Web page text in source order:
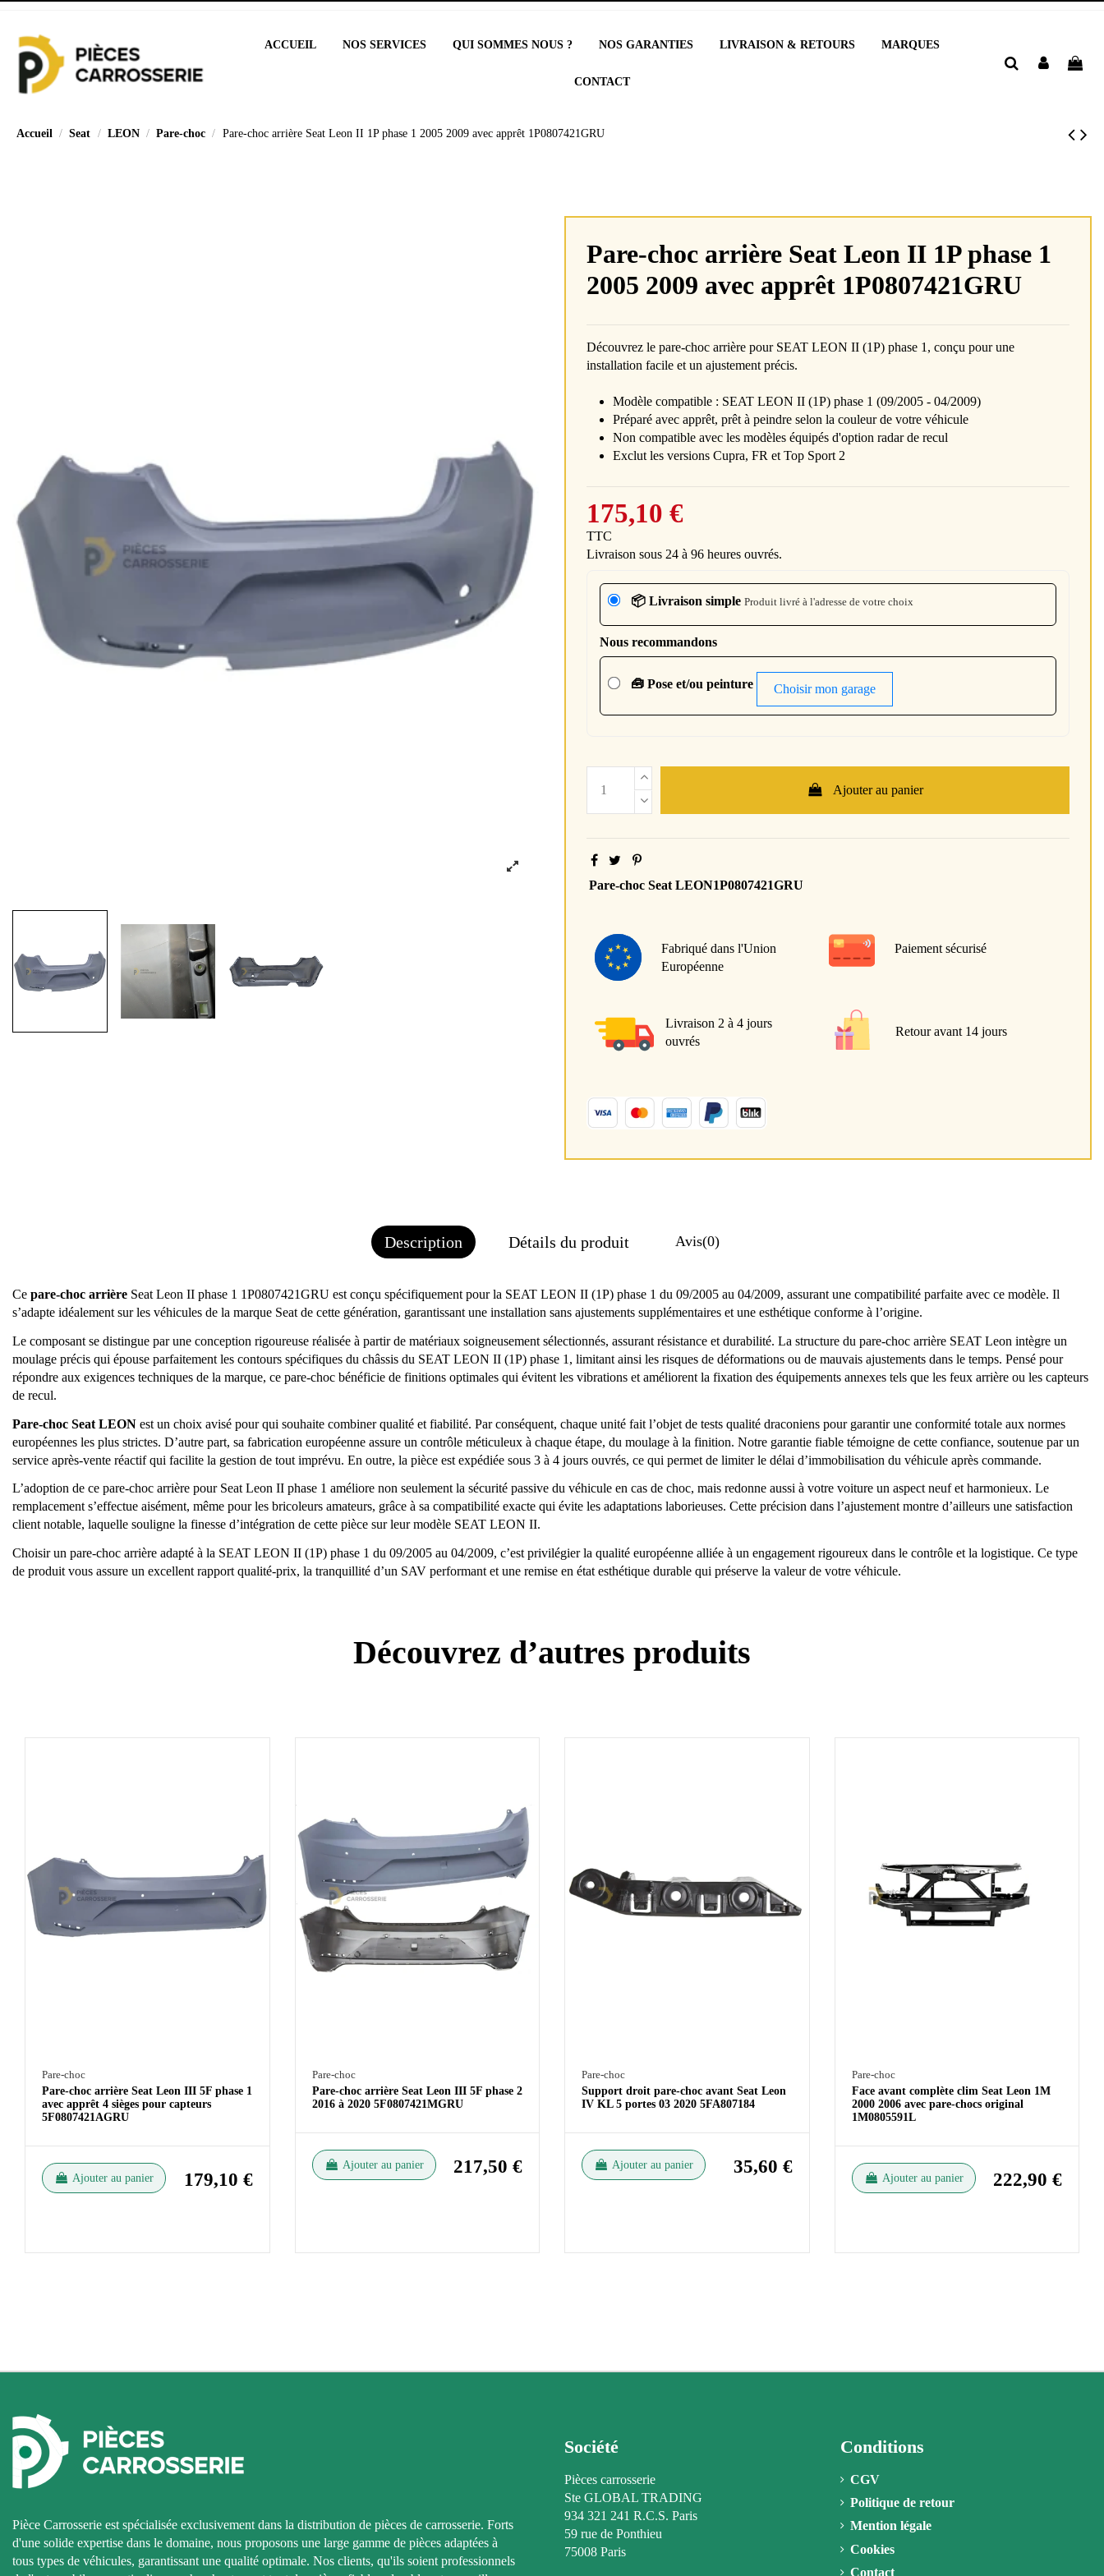
ACCUEIL NOS SERVICES QUI SOMMES NOUS ? NOS GARANTIES LIVRAISON & RETOURS MARQUES
CONTACT
Accueil Seat LEON Pare-choc Pare-choc arrière Seat Leon II 1P phase 1 2005 2009 avec apprêt 1P0807421GRU
Pare-choc arrière Seat Leon II 1P phase 1
2005 2009 avec apprêt 1P0807421GRU
Découvrez le pare-choc arrière pour SEAT LEON II (1P) phase 1, conçu pour une
installation facile et un ajustement précis.
Modèle compatible : SEAT LEON II (1P) phase 1 (09/2005 - 04/2009)
Préparé avec apprêt, prêt à peindre selon la couleur de votre véhicule
Non compatible avec les modèles équipés d'option radar de recul
Exclut les versions Cupra, FR et Top Sport 2
175,10 €
TTC
Livraison sous 24 à 96 heures ouvrés.
📦 Livraison simple Produit livré à l'adresse de votre choix
Nous recommandons
🧰 Pose et/ou peinture Choisir mon garage
Ajouter au panier
Pare-choc Seat LEON1P0807421GRU
Fabriqué dans l'Union
Européenne
Paiement sécurisé
Livraison 2 à 4 jours
ouvrés
Retour avant 14 jours
Description Détails du produit Avis(0)
Ce pare-choc arrière Seat Leon II phase 1 1P0807421GRU est conçu spécifiquement pour la SEAT LEON II (1P) phase 1 du 09/2005 au 04/2009, assurant une compatibilité parfaite avec ce modèle. Il
s’adapte idéalement sur les véhicules de la marque Seat de cette génération, garantissant une installation sans ajustements supplémentaires et une esthétique conforme à l’origine.
Le composant se distingue par une conception rigoureuse réalisée à partir de matériaux soigneusement sélectionnés, assurant résistance et durabilité. La structure du pare-choc arrière SEAT Leon intègre un
moulage précis qui épouse parfaitement les contours spécifiques du châssis du SEAT LEON II (1P) phase 1, limitant ainsi les risques de déformations ou de mauvais ajustements dans le temps. Pensé pour
répondre aux exigences techniques de la marque, ce pare-choc bénéficie de finitions optimales qui évitent les vibrations et améliorent la fixation des équipements annexes tels que les feux arrière ou les capteurs
de recul.
Pare-choc Seat LEON est un choix avisé pour qui souhaite combiner qualité et fiabilité. Par conséquent, chaque unité fait l’objet de tests qualité draconiens pour garantir une conformité totale aux normes
européennes les plus strictes. D’autre part, sa fabrication européenne assure un contrôle méticuleux à chaque étape, du moulage à la finition. Notre garantie fiable témoigne de cette confiance, soutenue par un
service après-vente réactif qui facilite la gestion de tout imprévu. En outre, la pièce est expédiée sous 3 à 4 jours ouvrés, ce qui permet de limiter le délai d’immobilisation du véhicule après commande.
L’adoption de ce pare-choc arrière pour Seat Leon II phase 1 améliore non seulement la sécurité passive du véhicule en cas de choc, mais redonne aussi à votre voiture un aspect neuf et harmonieux. Le
remplacement s’effectue aisément, même pour les bricoleurs amateurs, grâce à sa compatibilité exacte qui évite les adaptations laborieuses. Cette précision dans l’ajustement montre d’ailleurs une satisfaction
client notable, laquelle souligne la finesse d’intégration de cette pièce sur leur modèle SEAT LEON II.
Choisir un pare-choc arrière adapté à la SEAT LEON II (1P) phase 1 du 09/2005 au 04/2009, c’est privilégier la qualité européenne alliée à un engagement rigoureux dans le contrôle et la logistique. Ce type
de produit vous assure un excellent rapport qualité-prix, la tranquillité d’un SAV performant et une remise en état esthétique durable qui préserve la valeur de votre véhicule.
Découvrez d’autres produits
Pare-choc
Pare-choc arrière Seat Leon III 5F phase 1
avec apprêt 4 sièges pour capteurs
5F0807421AGRU
Ajouter au panier 179,10 €
Pare-choc
Pare-choc arrière Seat Leon III 5F phase 2
2016 à 2020 5F0807421MGRU
Ajouter au panier 217,50 €
Pare-choc
Support droit pare-choc avant Seat Leon
IV KL 5 portes 03 2020 5FA807184
Ajouter au panier 35,60 €
Pare-choc
Face avant complète clim Seat Leon 1M
2000 2006 avec pare-chocs original
1M0805591L
Ajouter au panier 222,90 €
Pièce Carrosserie est spécialisée exclusivement dans la distribution de pièces de carrosserie. Forts
d'une solide expertise dans le domaine, nous proposons une large gamme de pièces adaptées à
tous types de véhicules, garantissant une qualité optimale. Nos clients, qu'ils soient professionnels
Société
Pièces carrosserie
Ste GLOBAL TRADING
934 321 241 R.C.S. Paris
59 rue de Ponthieu
75008 Paris
Conditions
CGV
Politique de retour
Mention légale
Cookies
Contact